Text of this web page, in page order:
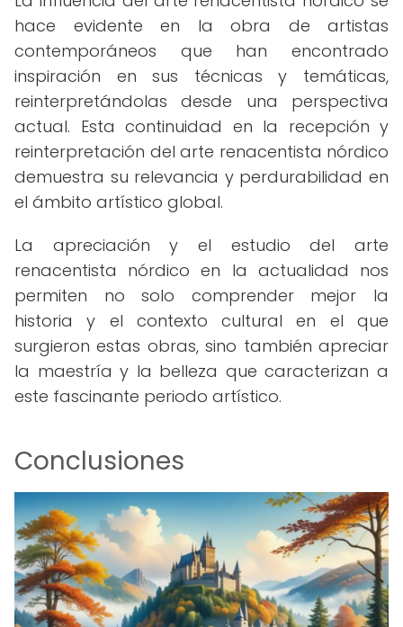
hace evidente en la obra de artistas
contemporáneos que han encontrado
inspiración en sus técnicas y temáticas,
reinterpretándolas desde una perspectiva
actual. Esta continuidad en la recepción y
reinterpretación del arte renacentista nórdico
demuestra su relevancia y perdurabilidad en
el ámbito artístico global.
La apreciación y el estudio del arte
renacentista nórdico en la actualidad nos
permiten no solo comprender mejor la
historia y el contexto cultural en el que
surgieron estas obras, sino también apreciar
la maestría y la belleza que caracterizan a
este fascinante periodo artístico.
Conclusiones